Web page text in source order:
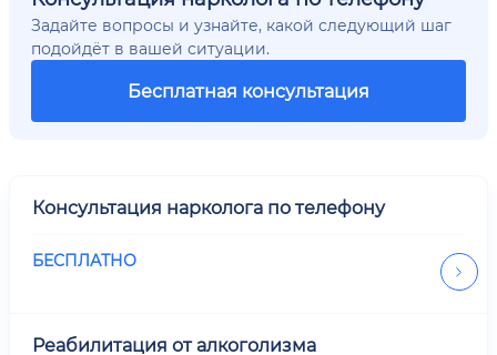
Задайте вопросы и узнайте, какой следующий шаг
подойдёт в вашей ситуации.
Бесплатная консультация
Консультация нарколога по телефону
БЕСПЛАТНО
Реабилитация от алкоголизма